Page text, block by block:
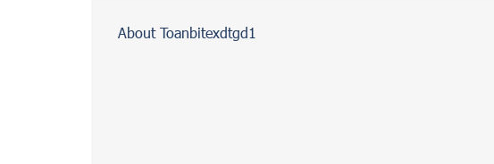
About Toanbitexdtgd1